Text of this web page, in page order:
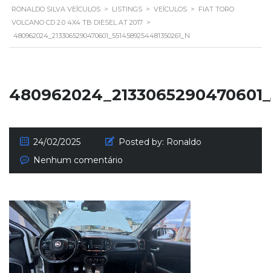
RONALDO SILVA VEÍCULOS > LISTINGS > VEÍCULOS > FIAT TORO
VOLCANO CD 2.0 4X4 TB DIESEL AT 2017 >
480962024_2133065290470601_5514589254481350261_N
24/02/2025 Posted by: Ronaldo
Nenhum comentário